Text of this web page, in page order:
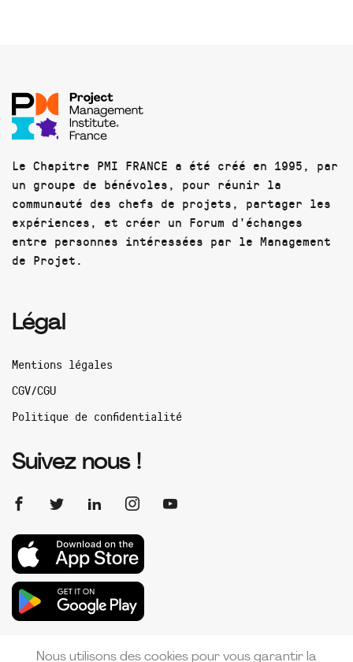
Le Chapitre PMI FRANCE a été créé en 1995, par
un groupe de bénévoles, pour réunir la
communauté des chefs de projets, partager les
expériences, et créer un Forum d'échanges
entre personnes intéressées par le Management
de Projet.
Légal
Mentions légales
CGV/CGU
Politique de confidentialité
Suivez nous !
Nous utilisons des cookies pour vous garantir la